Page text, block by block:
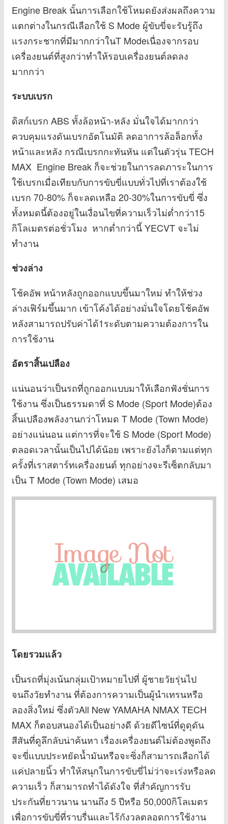
Engine Break นั้นการเลือกใช้โหมดยังส่งผลถึงความ
แตกต่างในกรณีเลือกใช้ S Mode ผู้ขับขี่จะรับรู้ถึง
แรงกระชากที่มีมากกว่าในT Modeเนื่องจากรอบ
เครื่องยนต์ที่สูงกว่าทำให้รอบเครื่องยนต์ลดลง
มากกว่า
ระบบเบรก
ดิสก์เบรก ABS ทั้งล้อหน้า-หลัง มั่นใจได้มากกว่า
ควบคุมแรงดันเบรกอัตโนมัติ ลดอาการล้อล็อกทั้ง
หน้าและหลัง กรณีเบรกกะทันหัน แต่ในตัวรุ่น TECH
MAX Engine Break ก็จะช่วยในการลดภาระในการ
ใช้เบรกเมื่อเทียบกับการขับขี่แบบทั่วไปที่เราต้องใช้
เบรก 70-80% ก็จะลดเหลือ 20-30%ในการขับขี่ ซึ่ง
ทั้งหมดนี้ต้องอยู่ในเงื่อนไขที่ความเร็วไม่ต่ำกว่า15
กิโลเมตรต่อชั่วโมง หากต่ำกว่านี้ YECVT จะไม่
ทำงาน
ช่วงล่าง
โช้คอัพ หน้าหลังถูกออกแบบขึ้นมาใหม่ ทำให้ช่วง
ล่างเฟิร์มขึ้นมาก เข้าโค้งได้อย่างมั่นใจโดยโช้คอัพ
หลังสามารถปรับค่าได้1ระดับตามความต้องการใน
การใช้งาน
อัตราสิ้นเปลือง
แน่นอนว่าเป็นรถที่ถูกออกแบบมาให้เลือกฟังชั่นการ
ใช้งาน ซึ่งเป็นธรรมดาที่ S Mode (Sport Mode)ต้อง
สิ้นเปลืองพลังงานกว่าโหมด T Mode (Town Mode)
อย่างแน่นอน แต่การที่จะใช้ S Mode (Sport Mode)
ตลอดเวลานั้นเป็นไปได้น้อย เพราะยังไงก็ตามแต่ทุก
ครั้งที่เราสตาร์ทเครื่องยนต์ ทุกอย่างจะรีเซ็ตกลับมา
เป็น T Mode (Town Mode) เสมอ
โดยรวมแล้ว
เป็นรถที่มุ่งเน้นกลุ่มเป้าหมายไปที่ ผู้ชายวัยรุ่นไป
จนถึงวัยทำงาน ที่ต้องการความเป็นผู้นำเทรนหรือ
ลองสิ่งใหม่ ซึ่งตัวAll New YAMAHA NMAX TECH
MAX ก็ตอบสนองได้เป็นอย่างดี ด้วยดีไซน์ที่ดูดุดัน
สีสันที่ดูลึกลับน่าค้นหา เรื่องเครื่องยนต์ไม่ต้องพูดถึง
จะขี่แบบประหยัดน้ำมันหรือจะซิ่งก็สามารถเลือกได้
แค่ปลายนิ้ว ทำให้สนุกในการขับขี่ไม่ว่าจะเร่งหรือลด
ความเร็ว ก็สามารถทำได้ดังใจ ที่สำคัญการรับ
ประกันที่ยาวนาน นานถึง 5 ปีหรือ 50,000กิโลเมตร
เพื่อการขับขี่ที่ราบรื่นและไร้กังวลตลอดการใช้งาน